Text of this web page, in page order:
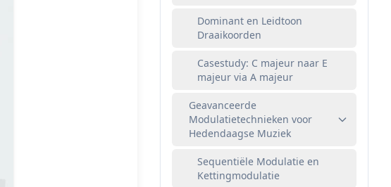
Dominant en Leidtoon
Draaikoorden
Casestudy: C majeur naar E
majeur via A majeur
Geavanceerde
Modulatietechnieken voor
Hedendaagse Muziek
Sequentiële Modulatie en
Kettingmodulatie